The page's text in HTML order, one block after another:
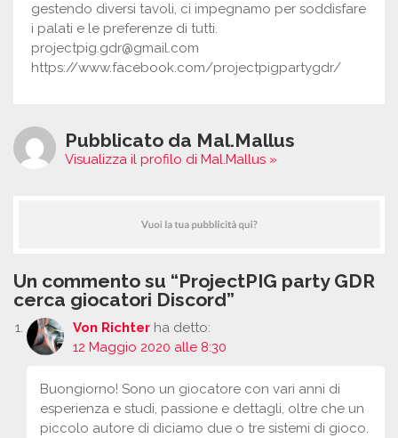
gestendo diversi tavoli, ci impegnamo per soddisfare
i palati e le preferenze di tutti.
projectpig.gdr@gmail.com
https://www.facebook.com/projectpigpartygdr/
Pubblicato da Mal.Mallus
Visualizza il profilo di Mal.Mallus »
Un commento su “ProjectPIG party GDR
cerca giocatori Discord”
Von Richter ha detto:
12 Maggio 2020 alle 8:30
Buongiorno! Sono un giocatore con vari anni di
esperienza e studi, passione e dettagli, oltre che un
piccolo autore di diciamo due o tre sistemi di gioco.